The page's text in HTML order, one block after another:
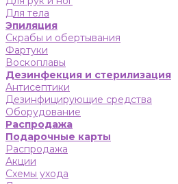
Для тела
Эпиляция
Скрабы и обертывания
Фартуки
Воскоплавы
Дезинфекция и стерилизация
Антисептики
Дезинфицирующие средства
Оборудование
Распродажа
Подарочные карты
Распродажа
Акции
Схемы ухода